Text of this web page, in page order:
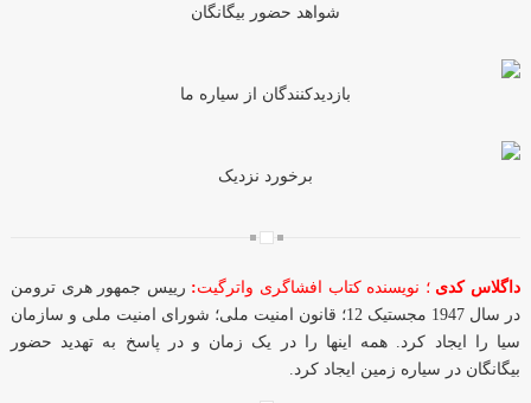
شواهد حضور بیگانگان
بازدیدکنندگان از سیاره ما
برخورد نزدیک
داگلاس کدی؛ نویسنده کتاب افشاگری واترگیت: رییس جمهور هری ترومن
در سال 1947 مجستیک 12؛ قانون امنیت ملی؛ شورای امنیت ملی و سازمان
سیا را ایجاد کرد. همه اینها را در یک زمان و در پاسخ به تهدید حضور
بیگانگان در سیاره زمین ایجاد کرد.